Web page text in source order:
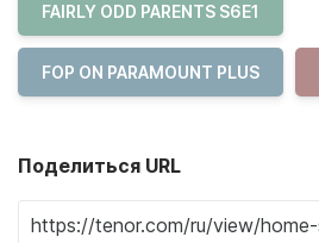
FAIRLY ODD PARENTS S6E1
FOP ON PARAMOUNT PLUS
Поделиться URL